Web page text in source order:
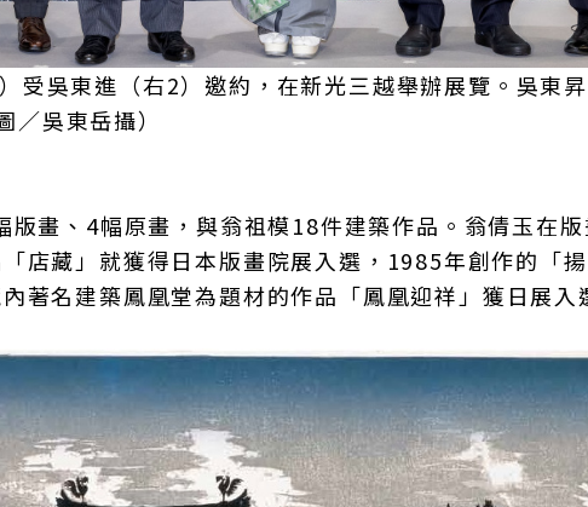
吳東進（右2）邀約，在新光三越舉辦展覽。吳東
吳東岳攝）
版畫、4幅原畫，與翁祖模18件建築作品。翁倩玉在
店藏」就獲得日本版畫院展入選，1985年創作的「
著名建築鳳凰堂為題材的作品「鳳凰迎祥」獲日展入